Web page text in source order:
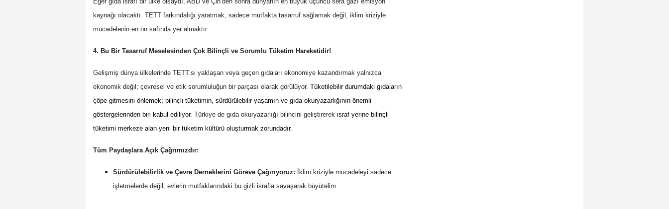
kaynağı olacaktı. TETT farkındalığı yaratmak, sadece mutfakta tasarruf sağlamak değil, iklim kriziyle
mücadelenin en ön safında yer almaktır.
4. Bu Bir Tasarruf Meselesinden Çok Bilinçli ve Sorumlu Tüketim Hareketidir!
Gelişmiş dünya ülkelerinde TETT’si yaklaşan veya geçen gıdaları ekonomiye kazandırmak yalnızca
ekonomik değil; çevresel ve etik sorumluluğun bir parçası olarak görülüyor. Tüketilebilir durumdaki gıdaların
çöpe gitmesini önlemek; bilinçli tüketimin, sürdürülebilir yaşamın ve gıda okuryazarlığının önemli
göstergelerinden biri kabul ediliyor. Türkiye de gıda okuryazarlığı bilincini geliştirerek israf yerine bilinçli
tüketimi merkeze alan yeni bir tüketim kültürü oluşturmak zorundadır.
Tüm Paydaşlara Açık Çağrımızdır:
Sürdürülebilirlik ve Çevre Derneklerini Göreve Çağırıyoruz: İklim kriziyle mücadeleyi sadece
işletmelerde değil, evlerin mutfaklarındaki bu gizli israfla savaşarak büyütelim.